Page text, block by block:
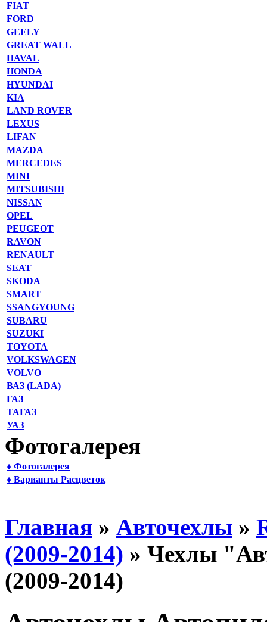
FIAT
FORD
GEELY
GREAT WALL
HAVAL
HONDA
HYUNDAI
KIA
LAND ROVER
LEXUS
LIFAN
MAZDA
MERCEDES
MINI
MITSUBISHI
NISSAN
OPEL
PEUGEOT
RAVON
RENAULT
SEAT
SKODA
SMART
SSANGYOUNG
SUBARU
SUZUKI
TOYOTA
VOLKSWAGEN
VOLVO
ВАЗ (LADA)
ГАЗ
ТАГАЗ
УАЗ
Фотогалерея
♦ Фотогалерея
♦ Варианты Расцветок
Главная » Авточехлы »
(2009-2014) » Чехлы
(2009-2014)